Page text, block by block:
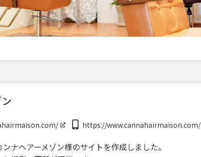
https://www.cannahairmaison.com/
ナヘアーメゾン様のサイトを作成しました。